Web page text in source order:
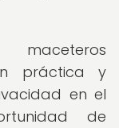
práctica y
en el
de